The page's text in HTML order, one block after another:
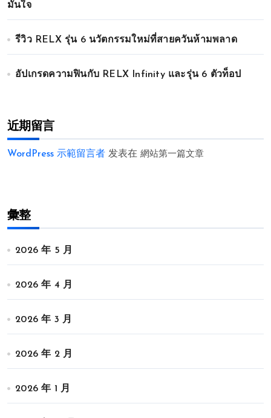
มั่นใจ
รีวิว RELX รุ่น 6 นวัตกรรมใหม่ที่สายควันห้ามพลาด
อัปเกรดความฟินกับ RELX Infinity และรุ่น 6 ตัวท็อป
近期留言
WordPress 示範留言者 发表在 網站第一篇文章
彙整
2026 年 5 月
2026 年 4 月
2026 年 3 月
2026 年 2 月
2026 年 1 月